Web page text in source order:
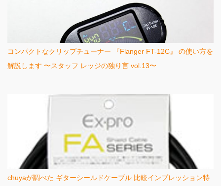
コンパクトなクリップチューナー 『Flanger FT-12C』 の使い方を
解説します 〜スタッフ レッジの独り言 vol.13〜
chuyaが調べた ギターシールドケーブル 比較インプレッション特